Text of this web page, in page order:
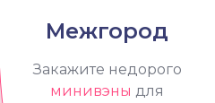
Межгород
Закажите недорого
минивэны для